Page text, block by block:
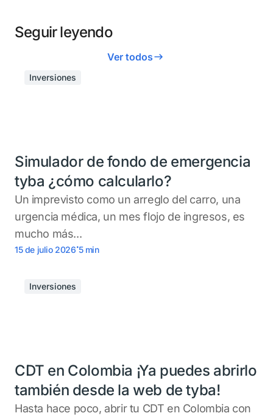
Seguir leyendo
Ver todos
Inversiones
Simulador de fondo de emergencia
tyba ¿cómo calcularlo?
Un imprevisto como un arreglo del carro, una
urgencia médica, un mes flojo de ingresos, es
mucho más...
15 de julio 2026.5 min
Inversiones
CDT en Colombia ¡Ya puedes abrirlo
también desde la web de tyba!
Hasta hace poco, abrir tu CDT en Colombia con